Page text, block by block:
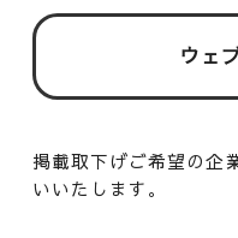
ウェ
掲載取下げご希望の企
いいたします。